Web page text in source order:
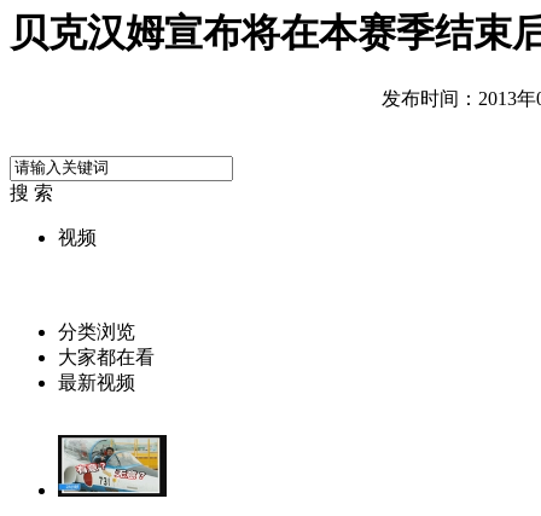
贝克汉姆宣布将在本赛季结束
发布时间：2013年
搜 索
视频
分类浏览
大家都在看
最新视频